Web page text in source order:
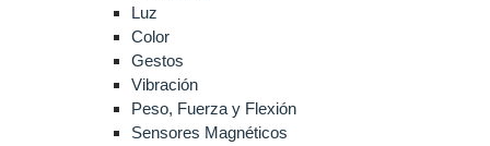
Luz
Color
Gestos
Vibración
Peso, Fuerza y Flexión
Sensores Magnéticos